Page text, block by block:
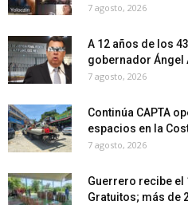
7 agosto, 2026
A 12 años de los
gobernador Ángel
7 agosto, 2026
Continúa CAPTA
espacios en la
7 agosto, 2026
Guerrero recibe el
Gratuitos; más de